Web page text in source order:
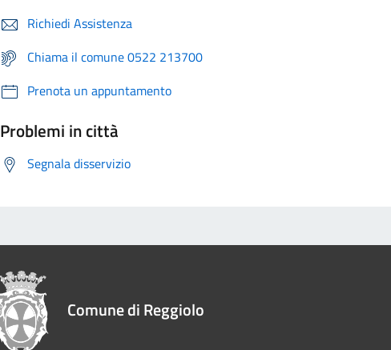
Richiedi Assistenza
Chiama il comune 0522 213700
Prenota un appuntamento
Problemi in città
Segnala disservizio
Comune di Reggiolo